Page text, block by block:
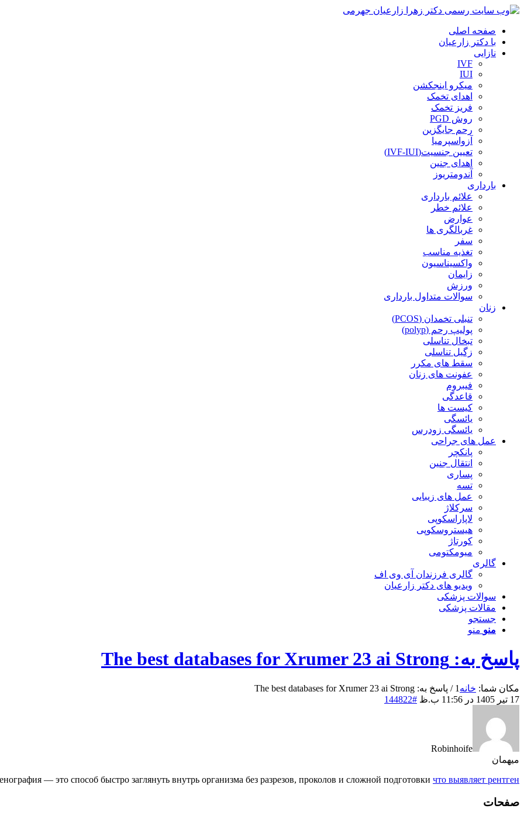
صفحه اصلی
با دکتر زارعیان
نازایی
IVF
IUI
میکرو اینجکشن
اهدای تخمک
فریز تخمک
روش PGD
رحم جایگزین
آزواسپرمیا
تعیین جنسیت(IVF-IUI)
اهدای جنین
آندومتریوز
بارداری
علائم بارداری
علائم خطر
عوارض
غربالگری ها
سفر
تغذیه مناسب
واکسیناسیون
زایمان
ورزش
سوالات متداول بارداری
زنان
تنبلی تخمدان (PCOS)
پولیپ رحم (polyp)
تبخال تناسلی
زگیل تناسلی
سقط های مکرر
عفونت های زنان
فیبروم
قاعدگی
کیست ها
یائسگی
یائسگی زودرس
عمل های جراحی
پانکچر
انتقال جنین
پساری
تسه
عمل های زیبایی
سرکلاژ
لاپاراسکوپی
هیستروسکوپی
کورتاژ
میومکتومی
گالری
گالری فرزندان آی وی اف
ویدیو های دکتر زارعیان
سوالات پزشکی
مقالات پزشکی
جستجو
منو منو
پاسخ به: The best databases for Xrumer 23 ai Strong
مکان شما: خانه 1
/ پاسخ به: The best databases for Xrumer 23 ai Strong
17 تیر 1405 در 11:56 ب.ظ
#144822
Robinhoife
میهمان
— это способ быстро заглянуть внутрь организма без разрезов, проколов и сложной подготовки что выявляет рентген
صفحات